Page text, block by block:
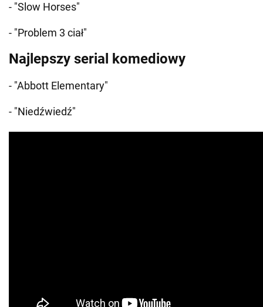
- "Slow Horses"
- "Problem 3 ciał"
Najlepszy serial komediowy
- "Abbott Elementary"
- "Niedźwiedź"